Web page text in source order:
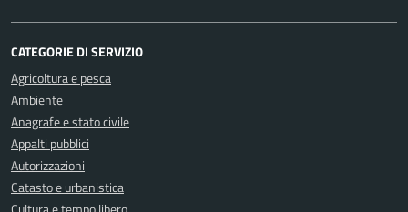
CATEGORIE DI SERVIZIO
Agricoltura e pesca
Ambiente
Anagrafe e stato civile
Appalti pubblici
Autorizzazioni
Catasto e urbanistica